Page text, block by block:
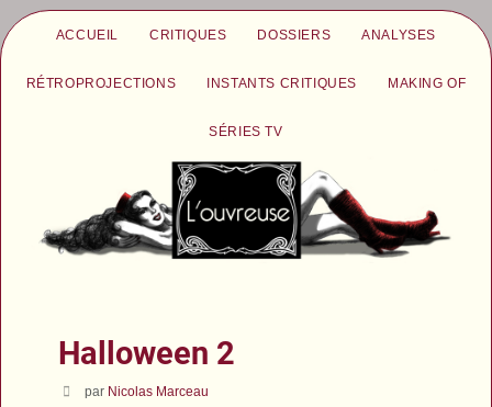
ACCUEIL CRITIQUES DOSSIERS ANALYSES
RÉTROPROJECTIONS INSTANTS CRITIQUES MAKING OF
SÉRIES TV
Halloween 2
par Nicolas Marceau